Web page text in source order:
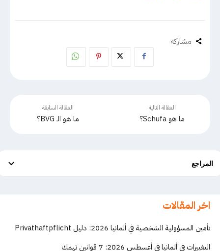
مشاركة
المقالة السابقة
ما هو الـ BVG؟
المقالة التالية
ما هو Schufa؟
المراجع
اخر المقالات
تأمين المسؤولية الشخصية في ألمانيا 2026: دليل Privathaftpflicht
التغييرات في ألمانيا في أغسطس 2026: 7 قوانين تهمك